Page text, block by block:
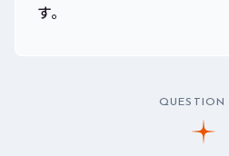
す。
QUESTION